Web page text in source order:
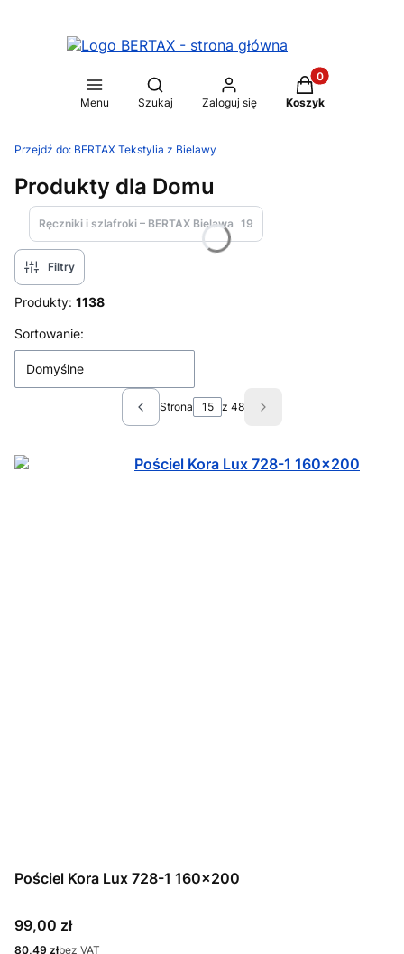
Menu
Otwórz wyszukiwarkę
Szukaj Zaloguj się
Produkty w
Koszyk
Przejdź do: BERTAX Tekstylia z Bielawy
Produkty dla Domu
Ręczniki i szlafroki – BERTAX Bielawa 19
Filtry
Produkty: 1138
Lista produktów
Sortowanie:
Domyślne
Poprzednie produkty
Strona z 48 Następne produkty
Pościel Kora Lux 728-1 160x200
Cena
99,00 zł
Cena
80,49 złbez VAT